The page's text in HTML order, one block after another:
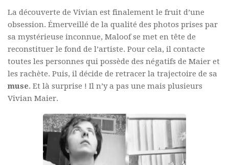
La découverte de Vivian est finalement le fruit d’une
obsession. Émerveillé de la qualité des photos prises par
sa mystérieuse inconnue, Maloof se met en tête de
reconstituer le fond de l’artiste. Pour cela, il contacte
toutes les personnes qui possède des négatifs de Maier et
les rachète. Puis, il décide de retracer la trajectoire de sa
muse. Et là surprise ! Il n’y a pas une mais plusieurs
Vivian Maier.